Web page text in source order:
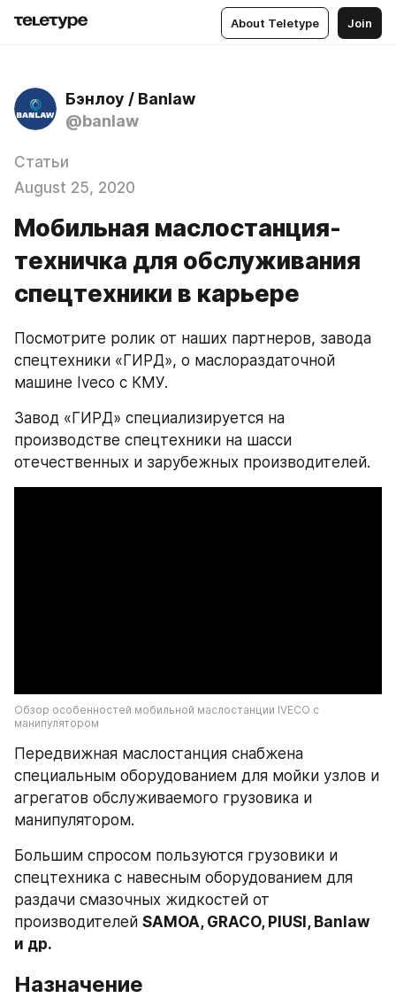
About Teletype Join
Бэнлоу / Banlaw
@banlaw
Статьи
August 25, 2020
Мобильная маслостанция-
техничка для обслуживания
спецтехники в карьере
Посмотрите ролик от наших партнеров, завода
спецтехники «ГИРД», о маслораздаточной
машине Iveco с КМУ.
Завод «ГИРД» специализируется на
производстве спецтехники на шасси
отечественных и зарубежных производителей.
Обзор особенностей мобильной маслостанции IVECO с
манипулятором
Передвижная маслостанция снабжена
специальным оборудованием для мойки узлов и
агрегатов обслуживаемого грузовика и
манипулятором.
Большим спросом пользуются грузовики и
спецтехника с навесным оборудованием для
раздачи смазочных жидкостей от
производителей SAMOA, GRACO, PIUSI, Banlaw
и др.
Назначение